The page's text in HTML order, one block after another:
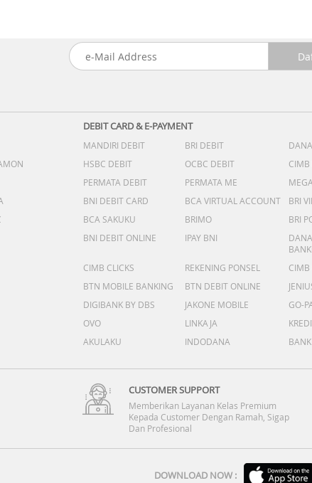
DEBIT CARD & E-PAYMENT
MANDIRI DEBIT BRI DEBIT
HSBC DEBIT
OCBC DEBIT
PERMATA DEBIT
PERMATA ME
BNI DEBIT CARD
BCA VIRTUAL ACCOUNT
BRI
BCA SAKUKU
BRIMO
BRI
BNI DEBIT ONLINE
IPAY BNI
CIMB CLICKS
REKENING PONSEL
CIMB
BTN MOBILE BANKING
BTN DEBIT ONLINE
DIGIBANK BY DBS
JAKONE MOBILE
GO-
OVO
LINKAJA
AKULAKU
INDODANA
CUSTOMER SUPPORT
Memberikan Layanan Kelas Premium
Kepada Customer Dengan Ramah, Sigap
Dan Profesional
DOWNLOAD NOW :